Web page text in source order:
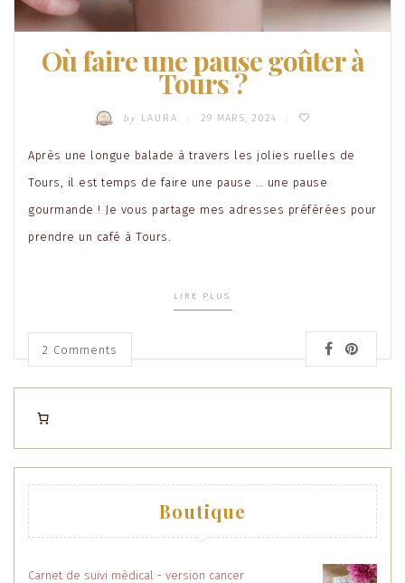
Où faire une pause goûter à
Tours ?
by LAURA 29 MARS, 2024
Après une longue balade à travers les jolies ruelles de
Tours, il est temps de faire une pause … une pause
gourmande ! Je vous partage mes adresses préférées pour
prendre un café à Tours.
LIRE PLUS
2 Comments
Boutique
Carnet de suivi médical - version cancer